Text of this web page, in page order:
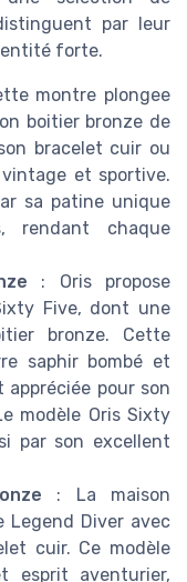
par leur
forte.
montre plongee
boitier bronze de
bracelet cuir ou
et sportive.
sa patine unique
rendant chaque
: Oris propose
Five, dont une
bronze. Cette
saphir bombé et
pour son
modèle Oris Sixty
par son excellent
: La maison
Legend Diver avec
cuir. Ce modèle
esprit aventurier,